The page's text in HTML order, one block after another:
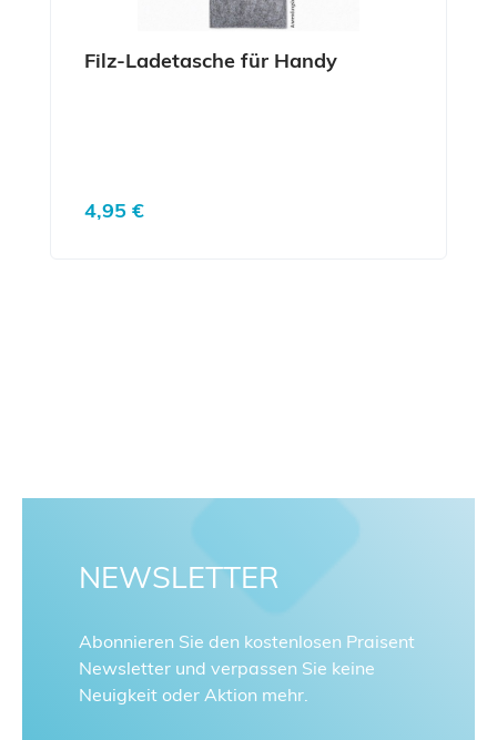
Filz-Ladetasche für Handy
Regulärer Preis:
4,95 €
NEWSLETTER
Abonnieren Sie den kostenlosen Praisent
Newsletter und verpassen Sie keine
Neuigkeit oder Aktion mehr.